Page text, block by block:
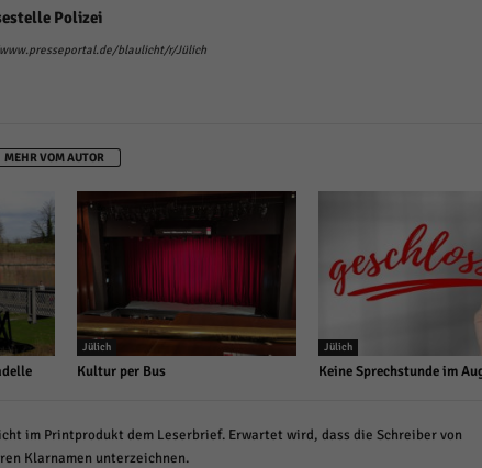
Polizei
blaulicht/r/Jülich
MEHR VOM AUTOR
Jülich
Kultur per Bus
Jülich
Keine Sprechstunde im
im Printprodukt dem Leserbrief. Erwartet wird, dass die Schreiber von
Klarnamen unterzeichnen.